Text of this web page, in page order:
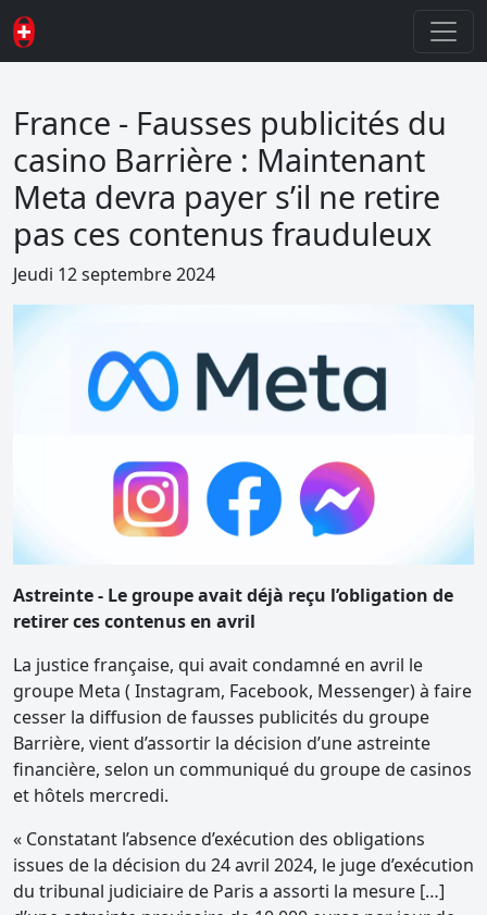
France - Fausses publicités du
casino Barrière : Maintenant
Meta devra payer s’il ne retire
pas ces contenus frauduleux
Jeudi 12 septembre 2024
Astreinte - Le groupe avait déjà reçu l’obligation de
retirer ces contenus en avril
La justice française, qui avait condamné en avril le
groupe Meta ( Instagram, Facebook, Messenger) à faire
cesser la diffusion de fausses publicités du groupe
Barrière, vient d’assortir la décision d’une astreinte
financière, selon un communiqué du groupe de casinos
et hôtels mercredi.
« Constatant l’absence d’exécution des obligations
issues de la décision du 24 avril 2024, le juge d’exécution
du tribunal judiciaire de Paris a assorti la mesure […]